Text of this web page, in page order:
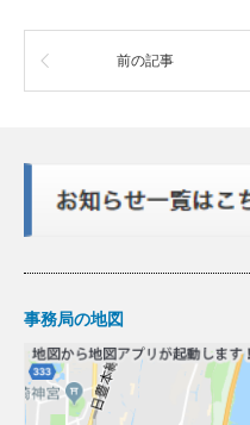
前の記事
事務局の地図